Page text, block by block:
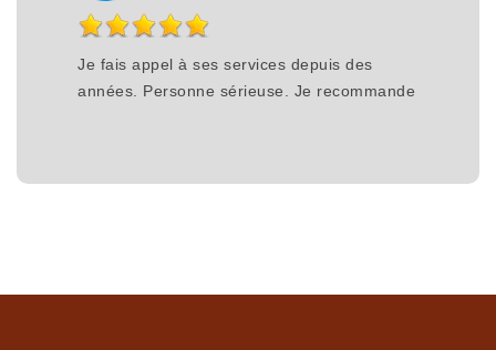
Je fais appel à ses services depuis des
années. Personne sérieuse. Je recommande